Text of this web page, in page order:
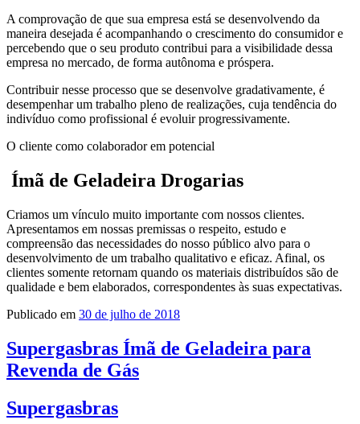
A comprovação de que sua empresa está se desenvolvendo da
maneira desejada é acompanhando o crescimento do consumidor e
percebendo que o seu produto contribui para a visibilidade dessa
empresa no mercado, de forma autônoma e próspera.
Contribuir nesse processo que se desenvolve gradativamente, é
desempenhar um trabalho pleno de realizações, cuja tendência do
indivíduo como profissional é evoluir progressivamente.
O cliente como colaborador em potencial
Ímã de Geladeira Drogarias
Criamos um vínculo muito importante com nossos clientes.
Apresentamos em nossas premissas o respeito, estudo e
compreensão das necessidades do nosso público alvo para o
desenvolvimento de um trabalho qualitativo e eficaz. Afinal, os
clientes somente retornam quando os materiais distribuídos são de
qualidade e bem elaborados, correspondentes às suas expectativas.
Publicado em 30 de julho de 2018
Supergasbras Ímã de Geladeira para
Revenda de Gás
Supergasbras